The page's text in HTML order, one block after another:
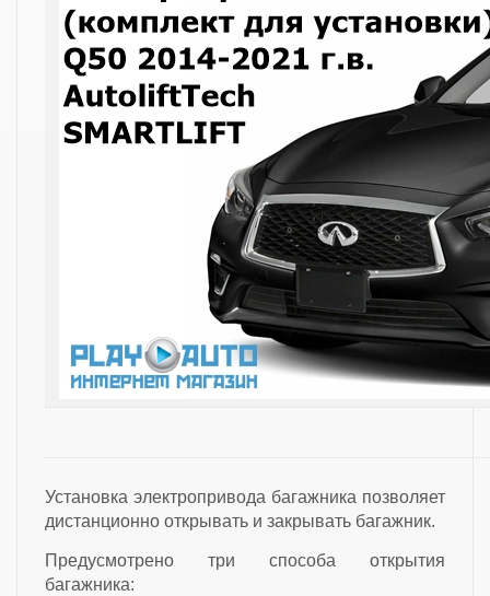
Установка электропривода багажника позволяет
дистанционно открывать и закрывать багажник.
Предусмотрено три способа открытия
багажника: